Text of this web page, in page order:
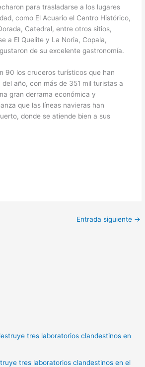
para trasladarse a los lugares
como El Acuario el Centro Histórico,
Catedral, entre otros sitios,
a El Quelite y La Noria, Copala,
de su excelente gastronomía.
90 los cruceros turísticos que han
año, con más de 351 mil turistas a
gran derrama económica y
que las líneas navieras han
donde se atiende bien a sus
Entrada siguiente →
tres laboratorios clandestinos en el